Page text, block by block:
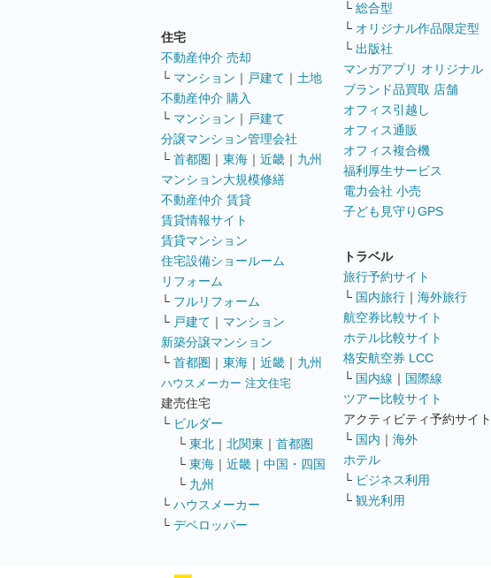
住宅
不動産仲介 売却
└ マンション ｜ 戸建て ｜ 土地
不動産仲介 購入
└ マンション ｜ 戸建て
分譲マンション管理会社
└ 首都圏 ｜ 東海 ｜ 近畿 ｜ 九州
マンション大規模修繕
不動産仲介 賃貸
賃貸情報サイト
賃貸マンション
住宅設備ショールーム
リフォーム
└ フルリフォーム
└ 戸建て ｜ マンション
新築分譲マンション
└ 首都圏 ｜ 東海 ｜ 近畿 ｜ 九州
ハウスメーカー 注文住宅
建売住宅
└ ビルダー
└ 東北 ｜ 北関東 ｜ 首都圏
└ 東海 ｜ 近畿 ｜ 中国・四国
└ 九州
└ ハウスメーカー
└ デベロッパー
└ 総合型
└ オリジナル作品限定型
└ 出版社
マンガアプリ オリジナル
ブランド品買取 店舗
オフィス引越し
オフィス通販
オフィス複合機
福利厚生サービス
電力会社 小売
子ども見守りGPS
トラベル
旅行予約サイト
└ 国内旅行 ｜ 海外旅行
航空券比較サイト
ホテル比較サイト
格安航空券 LCC
└ 国内線 ｜ 国際線
ツアー比較サイト
アクティビティ予約サイト
└ 国内 ｜ 海外
ホテル
└ ビジネス利用
└ 観光利用